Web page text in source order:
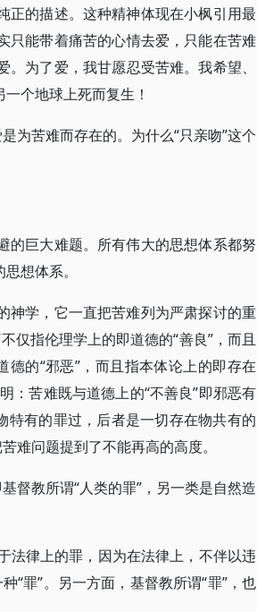
正的描述。这种精神体现在小枫引用最
只能带着痛苦的心情去爱，只能在苦难
为了爱，我甘愿忍受苦难。我希望、
个地球上死而复生！
为苦难而存在的。为什么“只亲吻”这个
的巨大难题。所有伟大的思想体系都努
想体系。
神学，它一直把苦难列为严肃探讨的重
仅指伦理学上的即道德的“善良”，而且
德的“邪恶”，而且指本体论上的即存在
：苦难既与道德上的“不善良”即邪恶有
特有的罪过，后者是一切存在物共有的
难问题提到了不能再高的高度。
督教所谓“人类的罪”，另一类是自然造
法律上的罪，因为在法律上，不伴以违
“罪”。另一方面，基督教所谓“罪”，也